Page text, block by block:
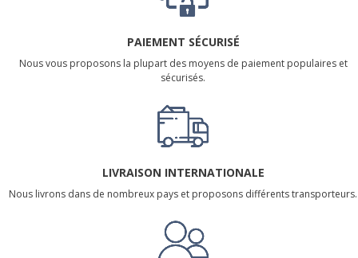
PAIEMENT SÉCURISÉ
Nous vous proposons la plupart des moyens de paiement populaires et
sécurisés.
LIVRAISON INTERNATIONALE
Nous livrons dans de nombreux pays et proposons différents transporteurs.